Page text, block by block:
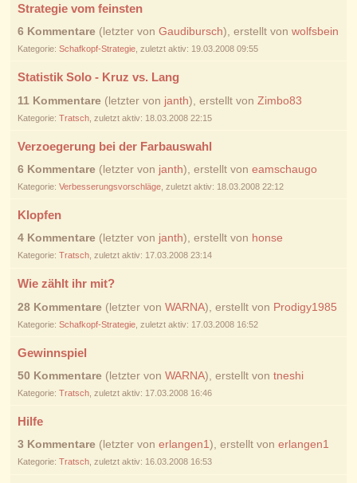
Strategie vom feinsten
6 Kommentare(letzter von Gaudibursch), erstellt von wolfsbein
Kategorie: Schafkopf-Strategie, zuletzt aktiv: 19.03.2008 09:55
Statistik Solo - Kruz vs. Lang
11 Kommentare(letzter von janth), erstellt von Zimbo83
Kategorie: Tratsch, zuletzt aktiv: 18.03.2008 22:15
Verzoegerung bei der Farbauswahl
6 Kommentare(letzter von janth), erstellt von eamschaugo
Kategorie: Verbesserungsvorschläge, zuletzt aktiv: 18.03.2008 22:12
Klopfen
4 Kommentare(letzter von janth), erstellt von honse
Kategorie: Tratsch, zuletzt aktiv: 17.03.2008 23:14
Wie zählt ihr mit?
28 Kommentare(letzter von WARNA), erstellt von Prodigy1985
Kategorie: Schafkopf-Strategie, zuletzt aktiv: 17.03.2008 16:52
Gewinnspiel
50 Kommentare(letzter von WARNA), erstellt von tneshi
Kategorie: Tratsch, zuletzt aktiv: 17.03.2008 16:46
Hilfe
3 Kommentare(letzter von erlangen1), erstellt von erlangen1
Kategorie: Tratsch, zuletzt aktiv: 16.03.2008 16:53